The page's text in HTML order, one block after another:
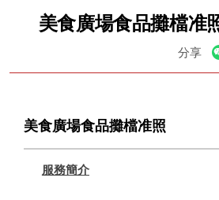
美食廣場食品攤檔准
分享
美食廣場食品攤檔准照
服務簡介